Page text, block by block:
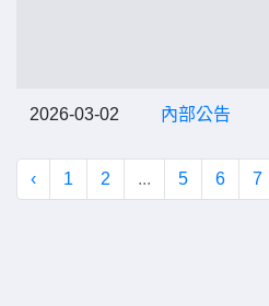
2026-03-02 內部公告
‹ 1 2 ... 5 6 7